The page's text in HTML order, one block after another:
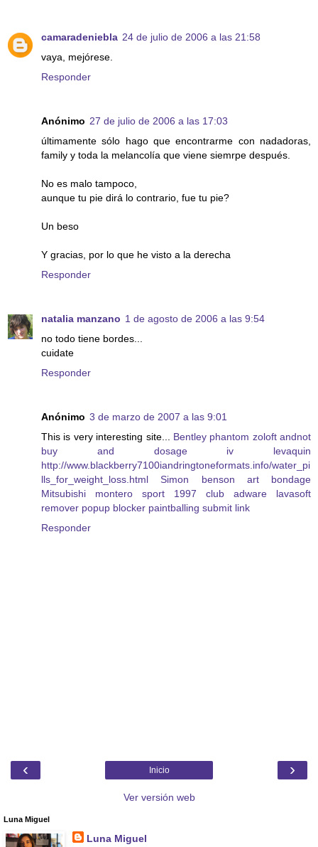
camaradeniebla 24 de julio de 2006 a las 21:58
vaya, mejórese.
Responder
Anónimo 27 de julio de 2006 a las 17:03
últimamente sólo hago que encontrarme con nadadoras,
family y toda la melancolía que viene siemrpe después.
No es malo tampoco,
aunque tu pie dirá lo contrario, fue tu pie?
Un beso
Y gracias, por lo que he visto a la derecha
Responder
natalia manzano 1 de agosto de 2006 a las 9:54
no todo tiene bordes...
cuidate
Responder
Anónimo 3 de marzo de 2007 a las 9:01
This is very interesting site... Bentley phantom zoloft andnot
buy and dosage
iv levaquin
http://www.blackberry7100iandringtoneformats.info/water_pi
lls_for_weight_loss.html
Simon benson art bondage
Mitsubishi montero sport 1997 club
adware lavasoft
remover popup blocker paintballing submit link
Responder
‹ ›
Inicio
Ver versión web
Luna Miguel
Luna Miguel